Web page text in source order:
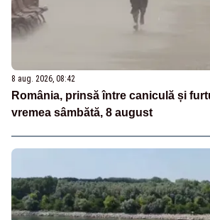
8 aug. 2026, 08:42
România, prinsă între caniculă și
vremea sâmbătă, 8 august